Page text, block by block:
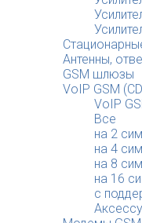
Антенны,
GSM шлюзы
VoIP GSM
VoIP
Все
на 2
на 4
на 8
на 16
с